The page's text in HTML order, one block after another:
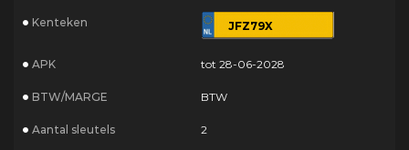
Kenteken JFZ79X
APK tot 28-06-2028
BTW/MARGE BTW
Aantal sleutels 2